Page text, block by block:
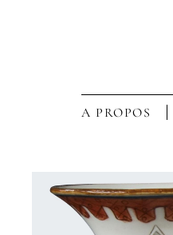
A PROPOS